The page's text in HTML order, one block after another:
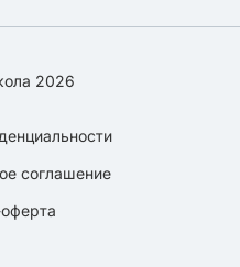
2026
соглашение